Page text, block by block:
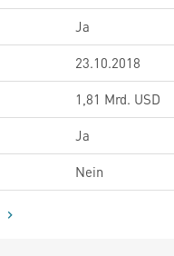
Ja
23.10.2018
1,81 Mrd. USD
Ja
Nein